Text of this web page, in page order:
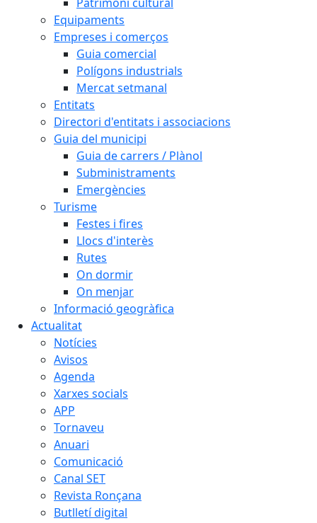
Equipaments
Empreses i comerços
Guia comercial
Polígons industrials
Mercat setmanal
Entitats
Directori d'entitats i associacions
Guia del municipi
Guia de carrers / Plànol
Subministraments
Emergències
Turisme
Festes i fires
Llocs d'interès
Rutes
On dormir
On menjar
Informació geogràfica
Actualitat
Notícies
Avisos
Agenda
Xarxes socials
APP
Tornaveu
Anuari
Comunicació
Canal SET
Revista Ronçana
Butlletí digital